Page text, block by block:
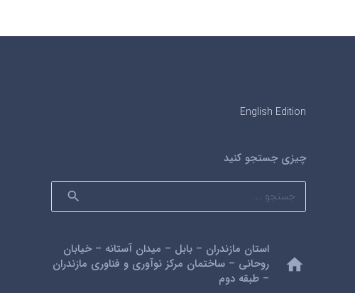
English Edition
چیزی جستجو کنید
جستجو
برای:
home
استان مازندران – بابل – میدان آستانه – خیابان
روحانی – ساختمان مرکز نوآوری و فناوری مازندران
– طبقه دوم